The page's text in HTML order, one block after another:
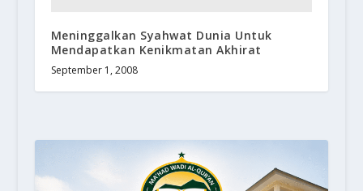
Meninggalkan Syahwat Dunia Untuk
Mendapatkan Kenikmatan Akhirat
September 1, 2008